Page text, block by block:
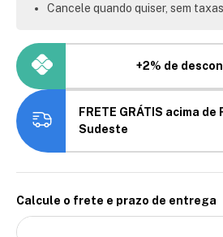
Cancele quando quiser, sem taxas
+2% de
FRETE GRÁTIS acima
Sudeste
Calcule o frete e prazo de entrega